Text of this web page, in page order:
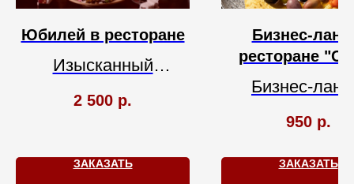
Юбилей в ресторане
Изысканный
интерьер.
Бронируйте!
2 500 р.
ЗАКАЗАТЬ
Бизнес-ланч
ресторане
Бизнес-
ресторане
950 р.
ЗАКАЗАТЬ